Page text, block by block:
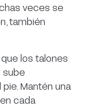
veces se
también
los talones
sube
Mantén una
cada